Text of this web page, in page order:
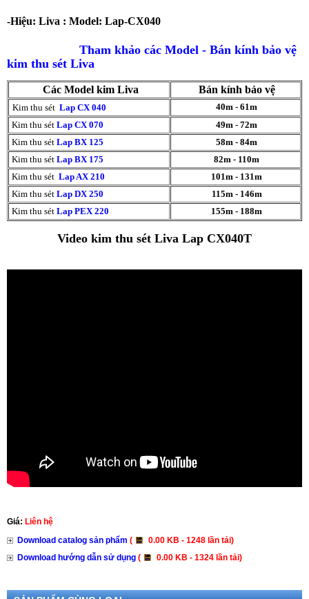
-Hiệu: Liva : Model: Lap-CX040
Tham khảo các Model - Bán kính bảo vệ
kim thu sét Liva
Các Model kim Liva Bán kính bảo vệ
Kim thu sét Lap CX 040
40m - 61m
Kim thu sét Lap CX 070
49m - 72m
Kim thu sét Lap BX 125
58m - 84m
Kim thu sét Lap BX 175
82m - 110m
Kim thu sét Lap AX 210
101m - 131m
Kim thu sét Lap DX 250
115m - 146m
Kim thu sét Lap PEX 220 155m - 188m
Video kim thu sét Liva Lap CX040T
Giá: Liên hệ
Download catalog sản phẩm (
0.00 KB - 1248 lần tải)
Download hướng dẫn sử dụng ( 0.00 KB - 1324 lần tải)